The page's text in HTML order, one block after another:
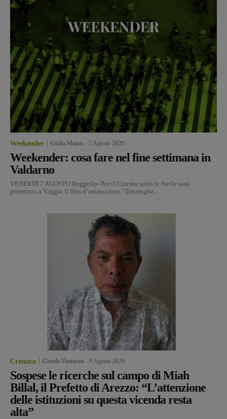
Weekender Giulia Mauro 7 Agosto 2026
Weekender: cosa fare nel fine settimana in
Valdarno
VENERDÌ 7 AGOSTO Reggello- Per il Cinema sotto le Stelle sarà
proiettato a Vaggio il film d’animazione “Tartarughe...
Cronaca Glenda Venturini 6 Agosto 2026
Sospese le ricerche sul campo di Miah
Billal, il Prefetto di Arezzo: “L’attenzione
delle istituzioni su questa vicenda resta
alta”